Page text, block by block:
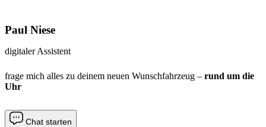
Paul Niese
digitaler Assistent
frage mich alles zu deinem neuen Wunschfahrzeug – rund um die
Uhr
Chat starten